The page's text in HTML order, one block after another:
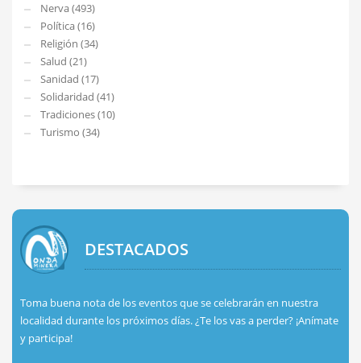
Nerva (493)
Política (16)
Religión (34)
Salud (21)
Sanidad (17)
Solidaridad (41)
Tradiciones (10)
Turismo (34)
DESTACADOS
Toma buena nota de los eventos que se celebrarán en nuestra
localidad durante los próximos días. ¿Te los vas a perder? ¡Anímate
y participa!